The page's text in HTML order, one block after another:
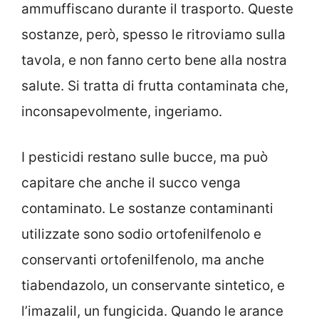
ammuffiscano durante il trasporto. Queste
sostanze, però, spesso le ritroviamo sulla
tavola, e non fanno certo bene alla nostra
salute. Si tratta di frutta contaminata che,
inconsapevolmente, ingeriamo.
I pesticidi restano sulle bucce, ma può
capitare che anche il succo venga
contaminato. Le sostanze contaminanti
utilizzate sono sodio ortofenilfenolo e
conservanti ortofenilfenolo, ma anche
tiabendazolo, un conservante sintetico, e
l’imazalil, un fungicida. Quando le arance